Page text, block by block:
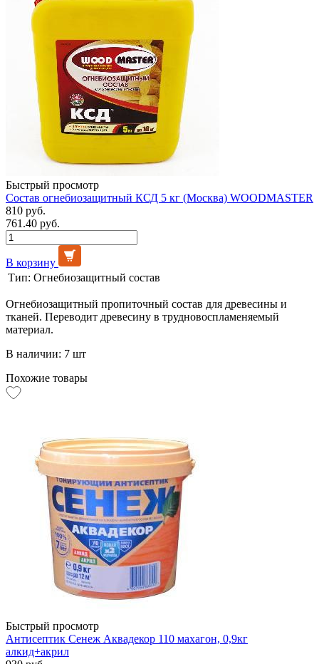
Быстрый просмотр
Состав огнебиозащитный КСД 5 кг (Москва) WOODMASTER
810 руб.
761.40 руб.
В корзину
Тип: Огнебиозащитный состав
Огнебиозащитный пропиточный состав для древесины и
тканей. Переводит древесину в трудновоспламеняемый
материал.
В наличии: 7 шт
Похожие товары
Быстрый просмотр
Антисептик Сенеж Аквадекор 110 махагон, 0,9кг
алкид+акрил